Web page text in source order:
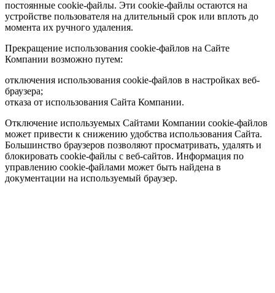
постоянные cookie-файлы. Эти cookie-файлы остаются на
устройстве пользователя на длительный срок или вплоть до
момента их ручного удаления.
Прекращение использования cookie-файлов на Сайте
Компании возможно путем:
отключения использования cookie-файлов в настройках веб-
браузера;
отказа от использования Сайта Компании.
Отключение используемых Сайтами Компании cookie-файлов
может привести к снижению удобства использования Сайта.
Большинство браузеров позволяют просматривать, удалять и
блокировать cookie-файлы c веб-сайтов. Информация по
управлению cookie-файлами может быть найдена в
документации на используемый браузер.